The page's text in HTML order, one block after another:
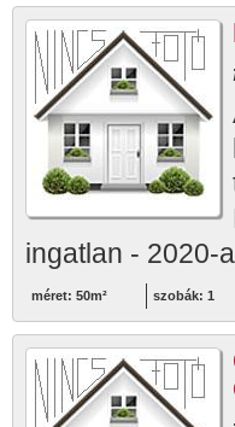
ingatlan - 2020-
méret: 50m² szobák: 1